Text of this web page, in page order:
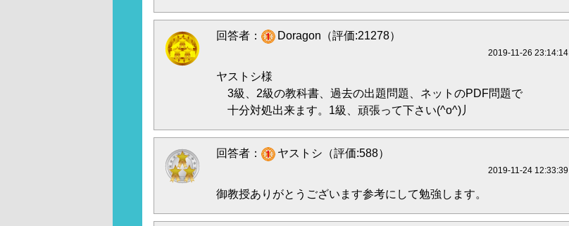
回答者： Doragon（評価:21278）
2019-11-26 23:14:14
ヤストシ様
3級、2級の教科書、過去の出題問題、ネットのPDF問題で
十分対処出来ます。1級、頑張って下さい(^o^)丿
回答者： ヤストシ（評価:588）
2019-11-24 12:33:39
御教授ありがとうございます参考にして勉強します。